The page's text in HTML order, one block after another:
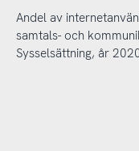
Andel av
samtals- och
Sysselsättning, år